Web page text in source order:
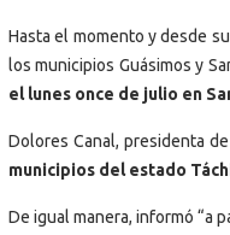
Hasta el momento y desde
los municipios Guásimos y
el lunes once de julio en
Dolores Canal, presidenta
municipios del estado
De igual manera, informó “a